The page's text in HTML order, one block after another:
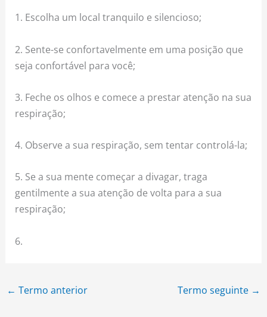
1. Escolha um local tranquilo e silencioso;
2. Sente-se confortavelmente em uma posição que
seja confortável para você;
3. Feche os olhos e comece a prestar atenção na sua
respiração;
4. Observe a sua respiração, sem tentar controlá-la;
5. Se a sua mente começar a divagar, traga
gentilmente a sua atenção de volta para a sua
respiração;
6.
← Termo anterior Termo seguinte →